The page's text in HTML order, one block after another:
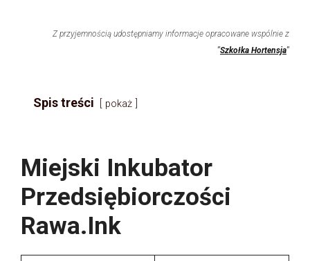
Z przyjemnością udostępniamy informacje opracowane wspólnie z
"Szkołka Hortensja"
Spis treści pokaż
Miejski Inkubator
Przedsiębiorczości
Rawa.Ink